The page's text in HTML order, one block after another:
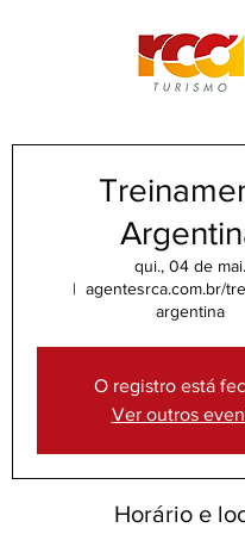
qui., 04 de mai.
  |
agentesrca.com.br/
argentina
O registro está
Ver outros
Horário e